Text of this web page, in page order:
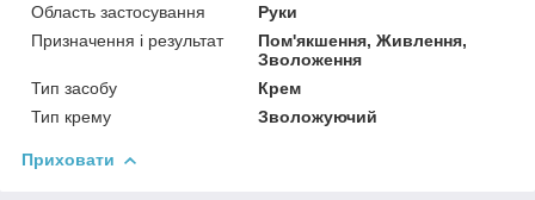
Область застосування
Руки
Призначення і результат
Пом'якшення, Живлення,
Зволоження
Тип засобу
Крем
Тип крему
Зволожуючий
Приховати